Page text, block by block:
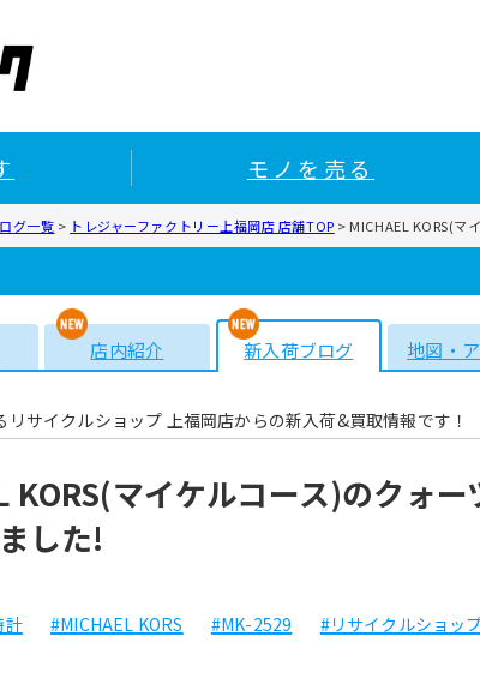
モノを売る
グ一覧 > トレジャーファクトリー上福岡店 店舗TOP > MICHAEL KORS(マ
店内紹介 新入荷ブログ 地図・
リサイクルショップ 上福岡店からの新入荷&買取情報です！
KORS(マイケルコース)のクォ
した!
計 #MICHAEL KORS #MK-2529 #リサイクルショ